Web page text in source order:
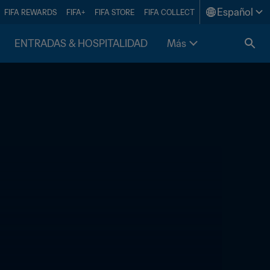
FIFA REWARDS FIFA+ FIFA STORE FIFA COLLECT Español
ENTRADAS & HOSPITALIDAD Más